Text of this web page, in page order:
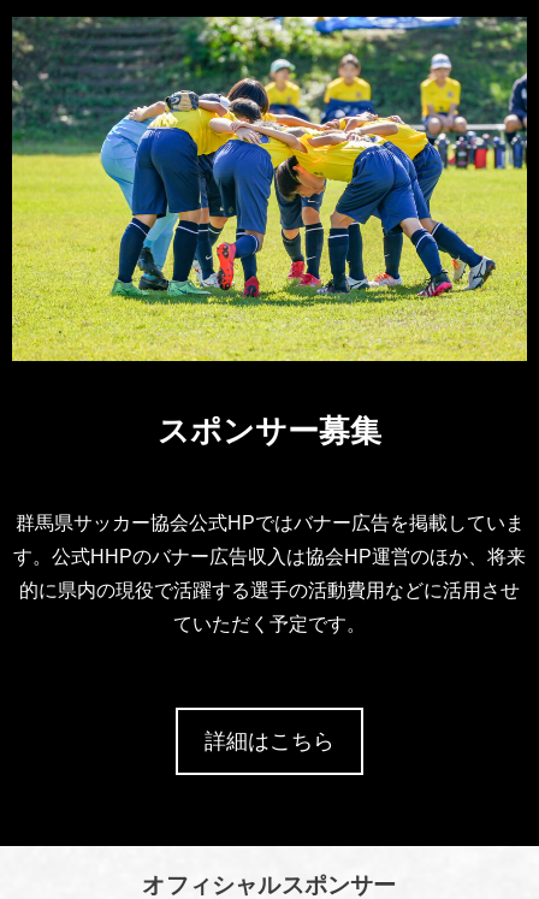
スポンサー募集
群馬県サッカー協会公式HPではバナー広告を掲載していま
す。公式HHPのバナー広告収入は協会HP運営のほか、将来
的に県内の現役で活躍する選手の活動費用などに活用させ
ていただく予定です。
詳細はこちら
オフィシャルスポンサー